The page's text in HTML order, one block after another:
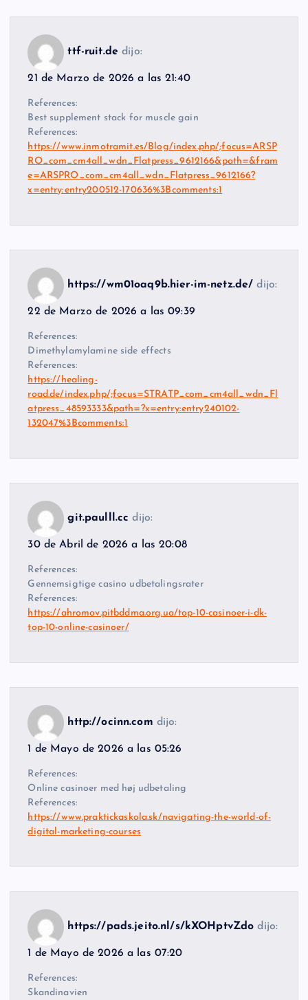
ttf-ruit.de dijo:
21 de Marzo de 2026 a las 21:40
References:
Best supplement stack for muscle gain
References:
https://www.inmotramit.es/Blog/index.php/;focus=ARSP
RO_com_cm4all_wdn_Flatpress_9612166&path=&fram
e=ARSPRO_com_cm4all_wdn_Flatpress_9612166?
x=entry:entry200512-170636%3Bcomments:1
https://wm01oaq9b.hier-im-netz.de/ dijo:
22 de Marzo de 2026 a las 09:39
References:
Dimethylamylamine side effects
References:
https://healing-
road.de/index.php/;focus=STRATP_com_cm4all_wdn_Fl
atpress_48593333&path=?x=entry:entry240102-
132047%3Bcomments:1
git.paulll.cc dijo:
30 de Abril de 2026 a las 20:08
References:
Gennemsigtige casino udbetalingsrater
References:
https://ahromov.pitbddma.org.ua/top-10-casinoer-i-dk-
top-10-online-casinoer/
http://ocinn.com dijo:
1 de Mayo de 2026 a las 05:26
References:
Online casinoer med høj udbetaling
References:
https://www.praktickaskola.sk/navigating-the-world-of-
digital-marketing-courses
https://pads.jeito.nl/s/kXOHptvZdo dijo:
1 de Mayo de 2026 a las 07:20
References:
Skandinavien